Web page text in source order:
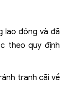
lao động và đã
theo quy định
tranh cãi về